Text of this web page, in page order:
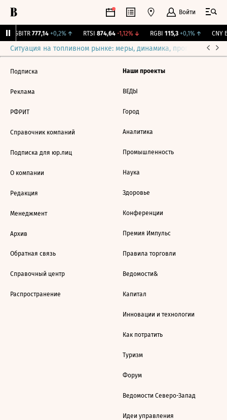
Войти
RGBITR 777,14 +0,2%↑ RTSI 874,64 -1,12%↓ RGBI 115,3 +0,1%↑ CNY
Ситуация на топливном рынке: меры, динамика, прогнозы
Подписка
Реклама
РФРИТ
Справочник компаний
Подписка для юр.лиц
О компании
Редакция
Менеджмент
Архив
Обратная связь
Справочный центр
Распространение
Наши проекты
ВЕДЫ
Город
Аналитика
Промышленность
Наука
Здоровье
Конференции
Премия Импульс
Правила торговли
Ведомости&
Капитал
Инновации и технологии
Как потратить
Туризм
Форум
Ведомости Северо-Запад
Идеи управления